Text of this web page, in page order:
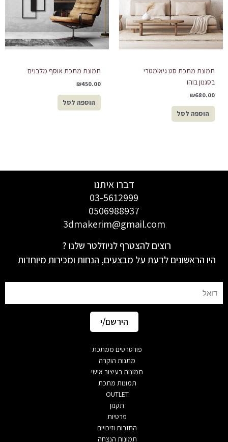
תמונת מתכת סט גיאומטרי
בסגנון בוהו
₪680.00
הוספה לסל
תמונת מתכת אוסף מלבנים
₪450.00
הוספה לסל
דברו איתנו
03-5612999
0506988937
3dmakerim@gmail.com
רוצים להצטרף לניוזלטר שלנו ?
היו הראשונים לדעת על מבצעים, הנחות ומכירות מיוחדות
הירשם/י
פורטרטים ממתכת
מתנות הוקרה
תמונות בעיצוב אישי
תמונות מתכת
OUTLET
תקנון
פרטיות
החזרות וזיכויים
תמונות הנצחה